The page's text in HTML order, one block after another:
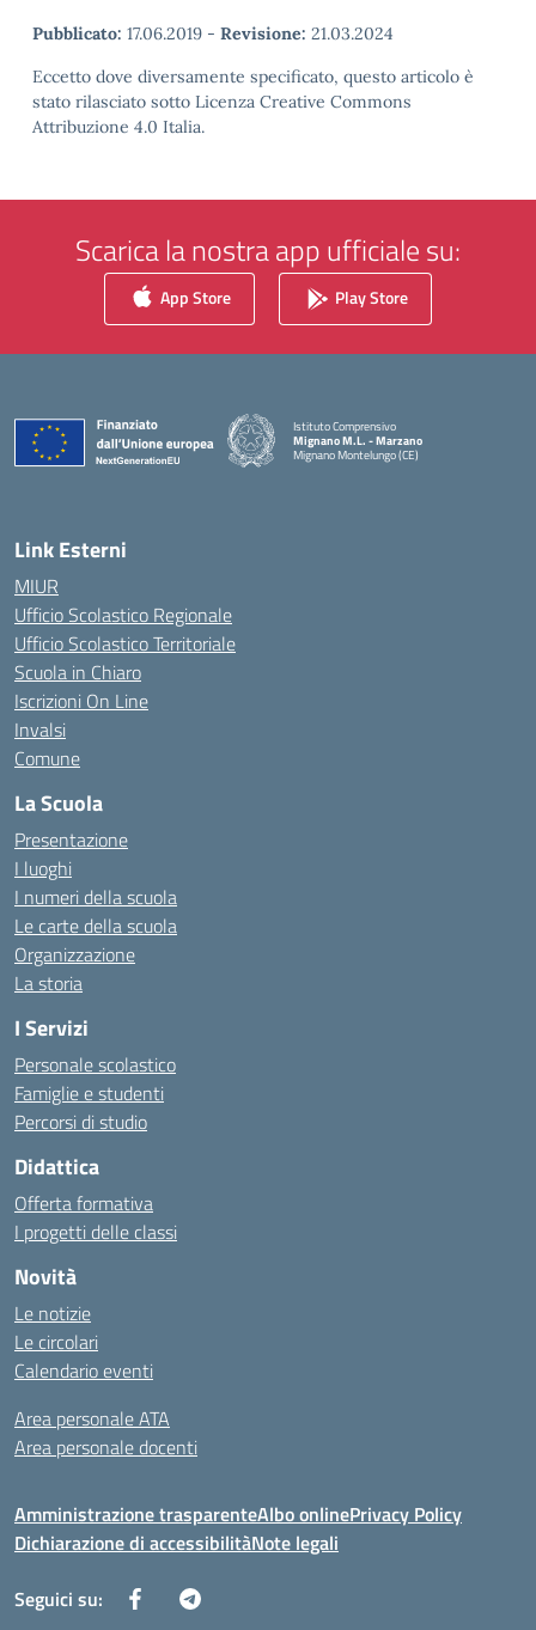
Pubblicato: 17.06.2019 - Revisione: 21.03.2024
Eccetto dove diversamente specificato, questo articolo è
stato rilasciato sotto Licenza Creative Commons
Attribuzione 4.0 Italia.
Scarica la nostra app ufficiale su:
App Store Play Store
Istituto Comprensivo
Mignano M.L. - Marzano
Mignano Montelungo (CE)
— Visita la pagina iniziale della scuola
Link Esterni
MIUR
Ufficio Scolastico Regionale
Ufficio Scolastico Territoriale
Scuola in Chiaro
Iscrizioni On Line
Invalsi
Comune
La Scuola
Presentazione
I luoghi
I numeri della scuola
Le carte della scuola
Organizzazione
La storia
I Servizi
Personale scolastico
Famiglie e studenti
Percorsi di studio
Didattica
Offerta formativa
I progetti delle classi
Novità
Le notizie
Le circolari
Calendario eventi
Area personale ATA
Area personale docenti
Amministrazione trasparenteAlbo onlinePrivacy Policy
Dichiarazione di accessibilitàNote legali
Seguici su: